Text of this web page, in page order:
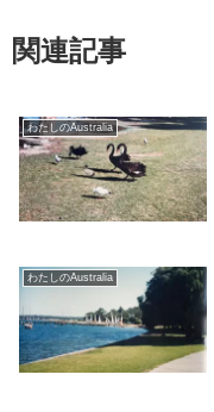
関連記事
わたしのAustralia
わたしのAustralia